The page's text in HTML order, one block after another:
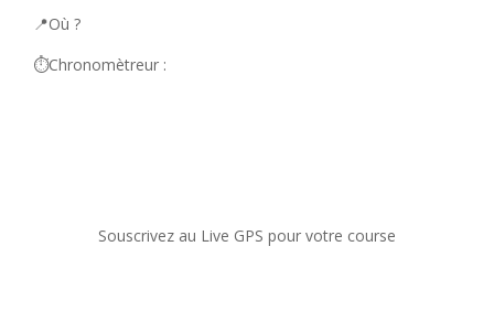
📍Où ?
⏱️Chronomètreur :
Souscrivez au Live GPS pour votre course